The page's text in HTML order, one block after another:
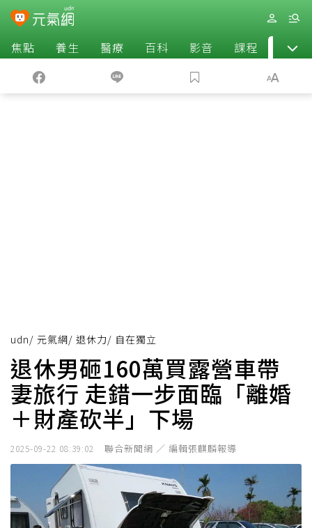
焦點 養生 醫療 百科 影音 課程 退休
udn/ 元氣網/ 退休力/ 自在獨立
退休男砸160萬買露營車帶
妻旅行 走錯一步面臨「離婚
＋財產砍半」下場
2025-09-22 08:39:02 聯合新聞網 ／ 編輯張麒麟報導